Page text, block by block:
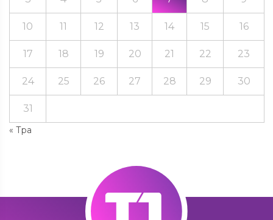
« Тра
10 11 12 13 14 15 16
17 18 19 20 21 22 23
24 25 26 27 28 29 30
31